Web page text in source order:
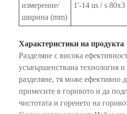
измерение/
ширина (mm)
1'-14 us / s 80x3
Характеристики на продукта
Разделяне с висока
усъвършенствана технология и
разделяне, тя може ефективно
примесите в горивото и да
чистотата и горенето на